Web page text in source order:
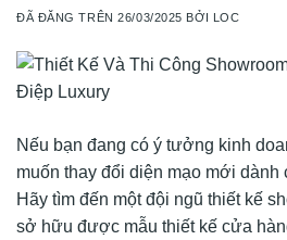
ĐÃ ĐĂNG TRÊN26/03/2025 BỞI LOC
Nếu bạn đang có ý tưởng kinh
muốn thay đổi diện mạo mới dành
Hãy tìm đến một đội ngũ thiết kế
sở hữu được mẫu thiết kế cửa